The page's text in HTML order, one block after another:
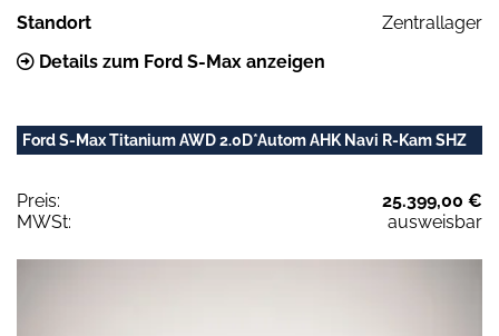
Standort
Zentrallager
Details zum Ford S-Max anzeigen
Ford S-Max Titanium AWD 2.0D*Autom AHK Navi R-Kam SHZ
Preis:
25.399,00 €
MWSt:
ausweisbar